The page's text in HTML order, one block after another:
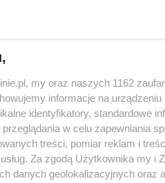
my oraz naszych 1162
informacje na
identyfikatory, standardowe
w celu zapewniania
treści, pomiar reklam i
Za zgodą Użytkownika my i
danych geolokalizacyjnych oraz